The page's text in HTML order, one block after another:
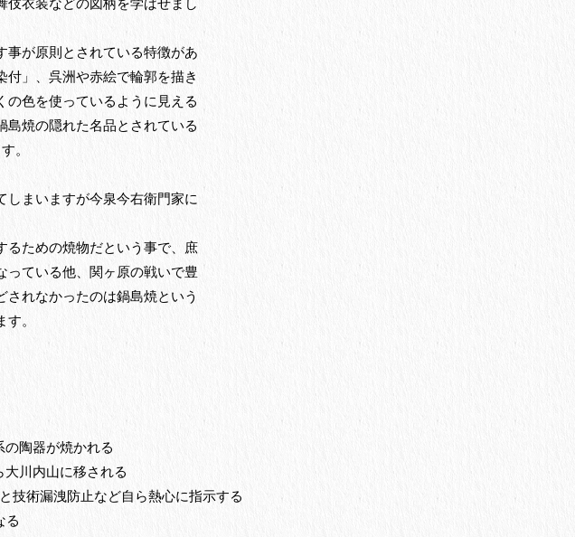
伎衣装などの図柄を学ばせまし
事が原則とされている特徴があ
付」、呉洲や赤絵で輪郭を描き
の色を使っているように見える
島焼の隠れた名品とされている
。
しまいますが今泉今右衛門家に
るための焼物だという事で、庶
っている他、関ヶ原の戦いで豊
れなかったのは鍋島焼という
。
陶器が焼かれる
川内山に移される
技術漏洩防止など自ら熱心に指示する
る